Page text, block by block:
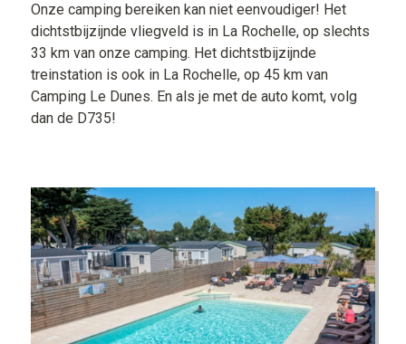
Onze camping bereiken kan niet eenvoudiger! Het
dichtstbijzijnde vliegveld is in La Rochelle, op slechts
33 km van onze camping. Het dichtstbijzijnde
treinstation is ook in La Rochelle, op 45 km van
Camping Le Dunes. En als je met de auto komt, volg
dan de D735!